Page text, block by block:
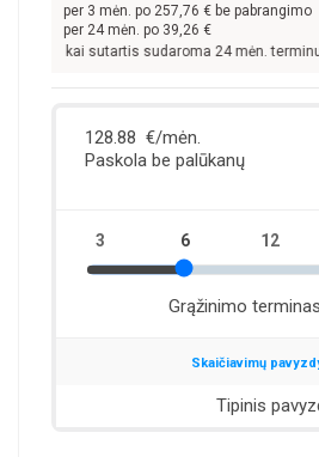
per 3 mėn. po 257,76 € be pabrangimo
per 24 mėn. po 39,26 €
€, kai sutartis sudaroma 24 mėn. terminui,